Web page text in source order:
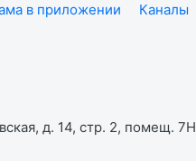
в приложении Каналы
д. 14, стр. 2, помещ. 7Н